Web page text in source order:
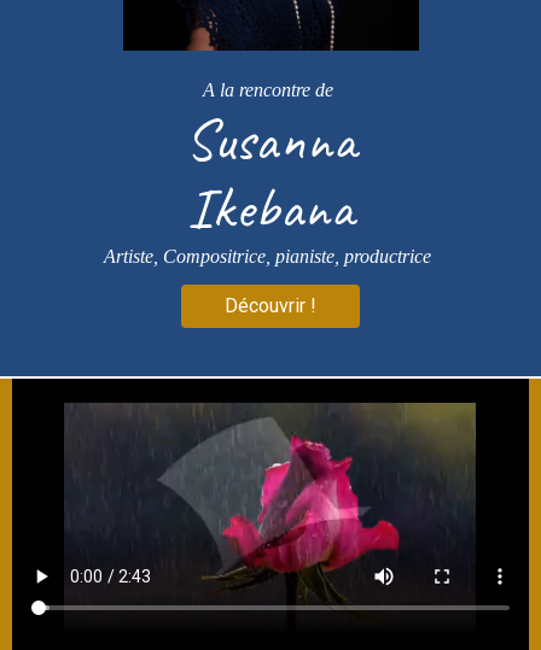
A la rencontre de
Susanna
Ikebana
Artiste, Compositrice, pianiste, productrice
Découvrir !